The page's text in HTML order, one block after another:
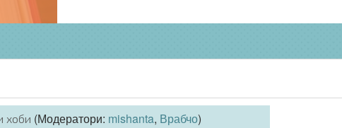
хоби (Модератори: mishanta, Врабчо)